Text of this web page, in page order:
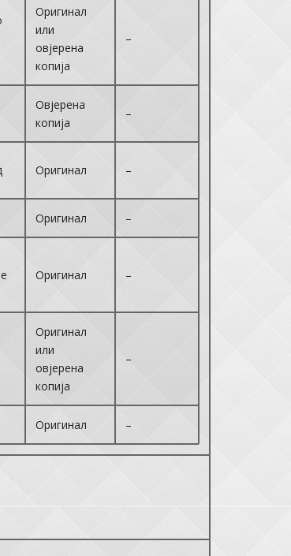
Оригинал
или
овјерена
копија
–
Овјерена
копија
–
Оригинал –
Оригинал –
Оригинал –
Оригинал
или
овјерена
копија
–
Оригинал –